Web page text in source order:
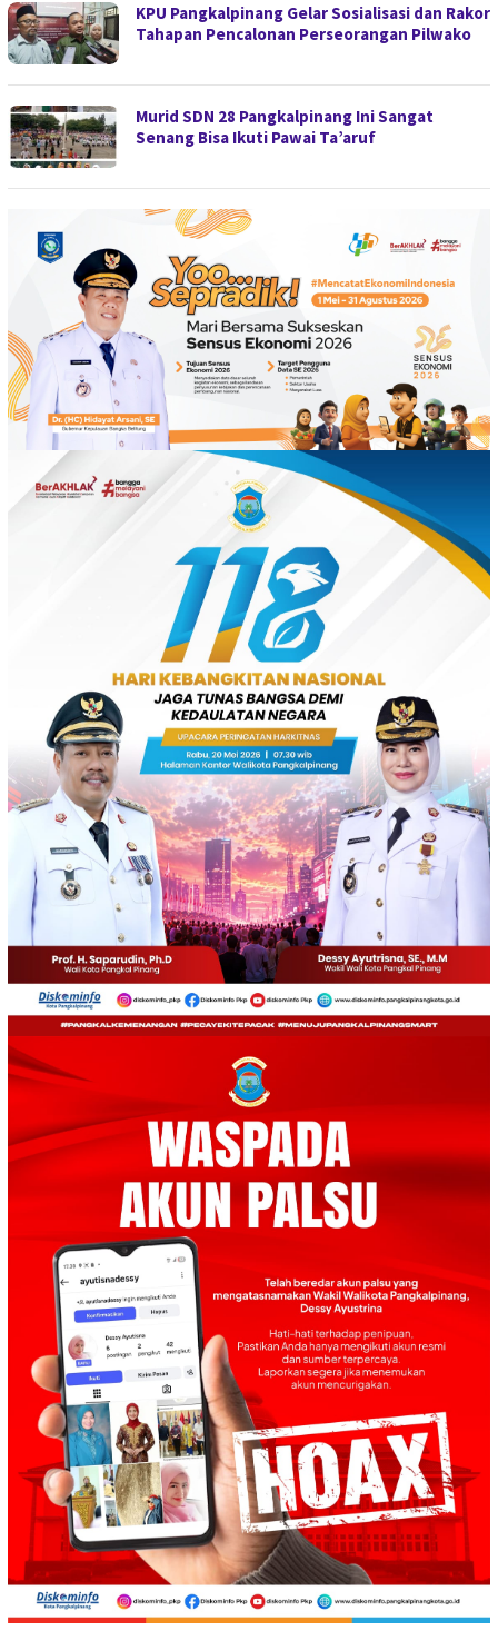
KPU Pangkalpinang Gelar Sosialisasi dan Rakor
Tahapan Pencalonan Perseorangan Pilwako
Murid SDN 28 Pangkalpinang Ini Sangat
Senang Bisa Ikuti Pawai Ta’aruf